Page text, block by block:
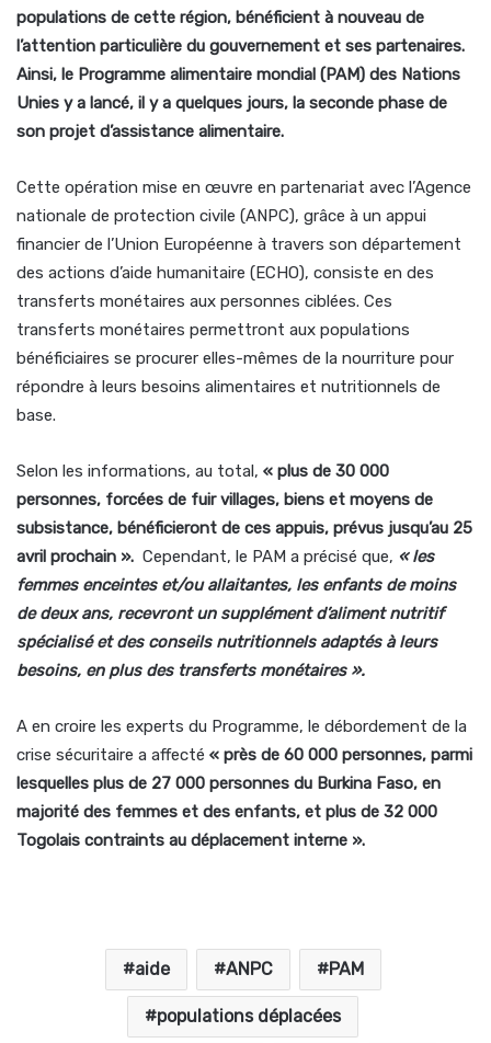
populations de cette région, bénéficient à nouveau de
l’attention particulière du gouvernement et ses partenaires.
Ainsi, le Programme alimentaire mondial (PAM) des Nations
Unies y a lancé, il y a quelques jours, la seconde phase de
son projet d’assistance alimentaire.
Cette opération mise en œuvre en partenariat avec l’Agence
nationale de protection civile (ANPC), grâce à un appui
financier de l’Union Européenne à travers son département
des actions d’aide humanitaire (ECHO), consiste en des
transferts monétaires aux personnes ciblées. Ces
transferts monétaires permettront aux populations
bénéficiaires se procurer elles-mêmes de la nourriture pour
répondre à leurs besoins alimentaires et nutritionnels de
base.
Selon les informations, au total, « plus de 30 000
personnes, forcées de fuir villages, biens et moyens de
subsistance, bénéficieront de ces appuis, prévus jusqu’au 25
avril prochain ». Cependant, le PAM a précisé que, « les
femmes enceintes et/ou allaitantes, les enfants de moins
de deux ans, recevront un supplément d’aliment nutritif
spécialisé et des conseils nutritionnels adaptés à leurs
besoins, en plus des transferts monétaires ».
A en croire les experts du Programme, le débordement de la
crise sécuritaire a affecté « près de 60 000 personnes, parmi
lesquelles plus de 27 000 personnes du Burkina Faso, en
majorité des femmes et des enfants, et plus de 32 000
Togolais contraints au déplacement interne ».
aide ANPC PAM
populations déplacées